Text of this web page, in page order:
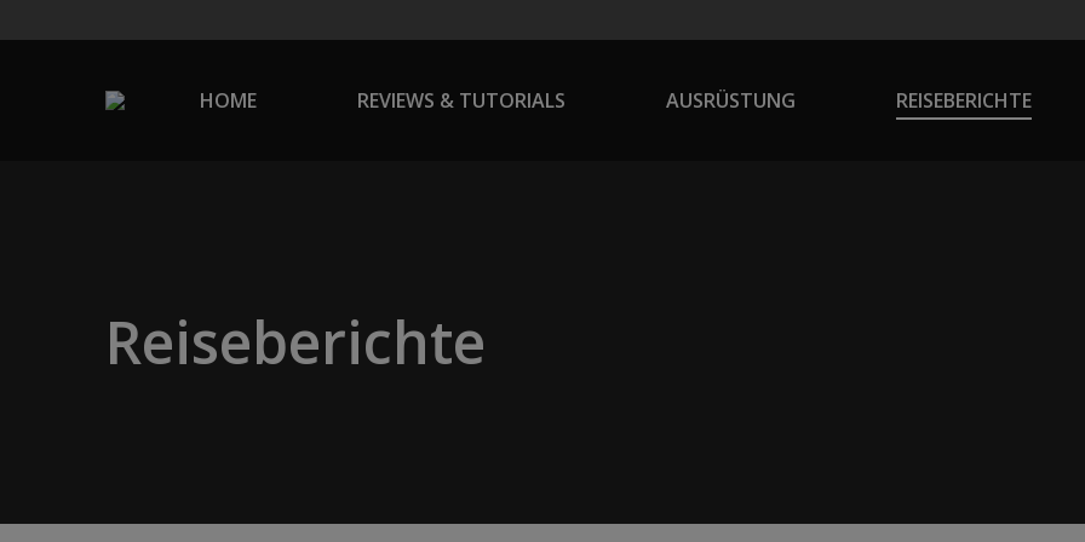
HOME REVIEWS & TUTORIALS AUSRÜSTUNG REISEBERICHTE
Reiseberichte